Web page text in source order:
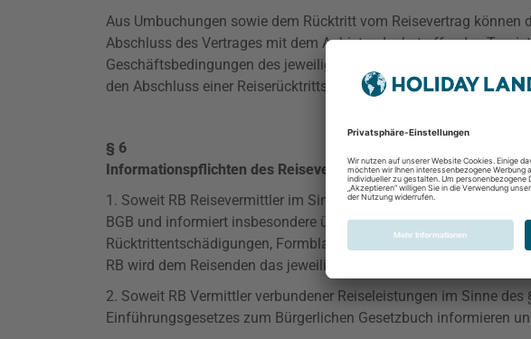
Aus Umbuchungen sowie dem Rücktritt vom Reisevertrag
Abschluss des Vertrages mit dem Anbieter der betreffenden
Geschäftsbedingungen des jeweiligen Anbieters als
den Abschluss einer Reiserücktrittsversicherung sowie den
§ 6
Informationspflichten des Reisevermittlers
1. Soweit RB Reisevermittler im Sinne des § 651 v Abs. 1 BGB
BGB und informiert insbesondere über wesentliche Eigenschaften
Rücktrittentschädigungen, Formblatt für Pauschalreisen ehl.,
RB wird dem Reisenden das jeweilige Formblatt aushändigen.
2. Soweit RB Vermittler verbundener Reiseleistungen im Sinne
Einführungsgesetzes zum Bürgerlichen Gesetzbuch informieren